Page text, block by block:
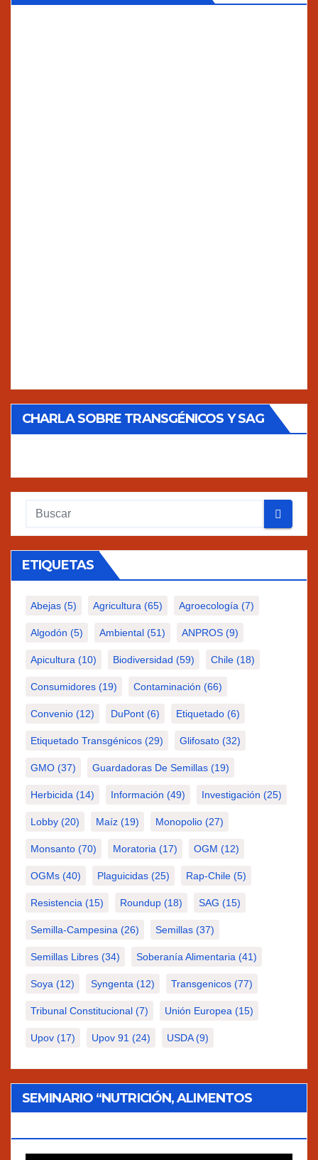
CHARLA SOBRE TRANSGÉNICOS Y SAG
ETIQUETAS
Abejas (5) Agricultura (65) Agroecología (7)
Algodón (5) Ambiental (51) ANPROS (9)
Apicultura (10) Biodiversidad (59) Chile (18)
Consumidores (19) Contaminación (66)
Convenio (12) DuPont (6) Etiquetado (6)
Etiquetado Transgénicos (29) Glifosato (32)
GMO (37) Guardadoras De Semillas (19)
Herbicida (14) Información (49) Investigación (25)
Lobby (20) Maíz (19) Monopolio (27)
Monsanto (70) Moratoria (17) OGM (12)
OGMs (40) Plaguicidas (25) Rap-Chile (5)
Resistencia (15) Roundup (18) SAG (15)
Semilla-Campesina (26) Semillas (37)
Semillas Libres (34) Soberanía Alimentaria (41)
Soya (12) Syngenta (12) Transgenicos (77)
Tribunal Constitucional (7) Unión Europea (15)
Upov (17) Upov 91 (24) USDA(9)
SEMINARIO “NUTRICIÓN, ALIMENTOS